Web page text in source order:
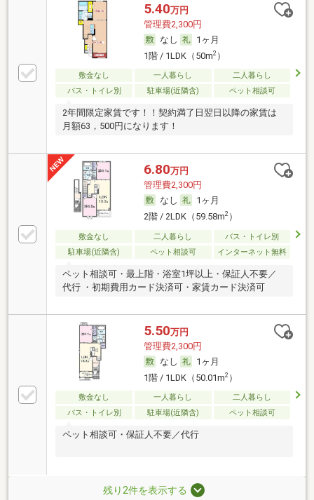
5.40万円
管理費2,300円
なし
1ヶ月
1階 / 1LDK（50m2）
敷金なし 一人暮らし
二人暮らし
バス・トイレ別
駐車場(近隣含) ペット相談可
2年間限定家賃です！！契約満了日翌日以降の家賃は
月額63，500円になります！
6.80万円
管理費2,300円
なし
1ヶ月
2階 / 2LDK（59.58m2）
敷金なし 二人暮らし
バス・トイレ別
駐車場(近隣含)
ペット相談可 インターネット無料
ペット相談可・最上階・浴室1坪以上・保証人不要／
代行 ・初期費用カード決済可・家賃カード決済可
5.50万円
管理費2,300円
なし
1ヶ月
1階 / 1LDK（50.01m2）
敷金なし 一人暮らし
二人暮らし
バス・トイレ別
駐車場(近隣含) ペット相談可
ペット相談可・保証人不要／代行
残り2件を表示する